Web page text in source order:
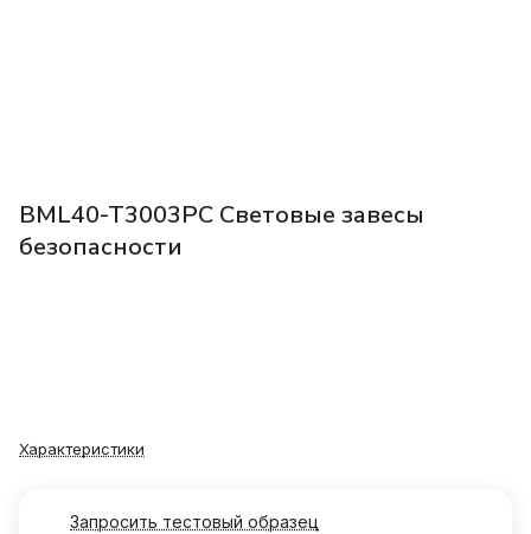
BML40-T3003PC Световые завесы
безопасности
Характеристики
Запросить тестовый образец